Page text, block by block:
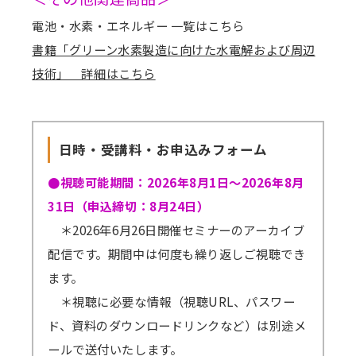
電池・水素・エネルギー 一覧はこちら
書籍「グリーン水素製造に向けた水電解および周辺
技術」 詳細はこちら
日時・受講料・お申込みフォーム
●視聴可能期間：2026年8月1日～2026年8月
31日（申込締切：8月24日）
＊2026年6月26日開催セミナーのアーカイブ
配信です。期間中は何度も繰り返しご視聴でき
ます。
＊視聴に必要な情報（視聴URL、パスワー
ド、資料のダウンロードリンクなど）は別途メ
ールで送付いたします。